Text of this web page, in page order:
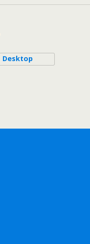
Desktop